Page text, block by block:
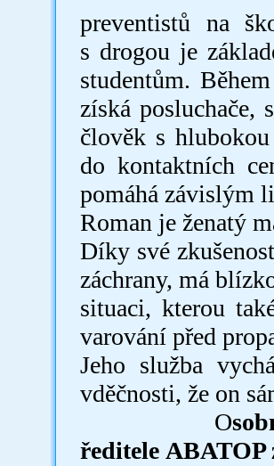
preventistů na
s drogou je
studentům.
získá posluchače,
člověk s
do kontaktních
pomáhá závislým
Roman je ženatý
Díky své
záchrany, má
situaci, kterou
varování před
Jeho služba
vděčnosti, že on
O
ředitele ABATOP